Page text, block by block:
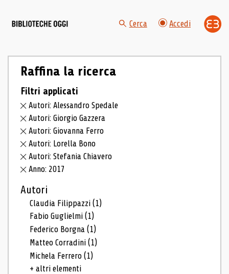
Cerca Accedi
Raffina la ricerca
Filtri applicati
Autori: Alessandro Spedale
Autori: Giorgio Gazzera
Autori: Giovanna Ferro
Autori: Lorella Bono
Autori: Stefania Chiavero
Anno: 2017
Autori
Claudia Filippazzi(1)
Fabio Guglielmi(1)
Federico Borgna(1)
Matteo Corradini(1)
Michela Ferrero(1)
+ altri elementi